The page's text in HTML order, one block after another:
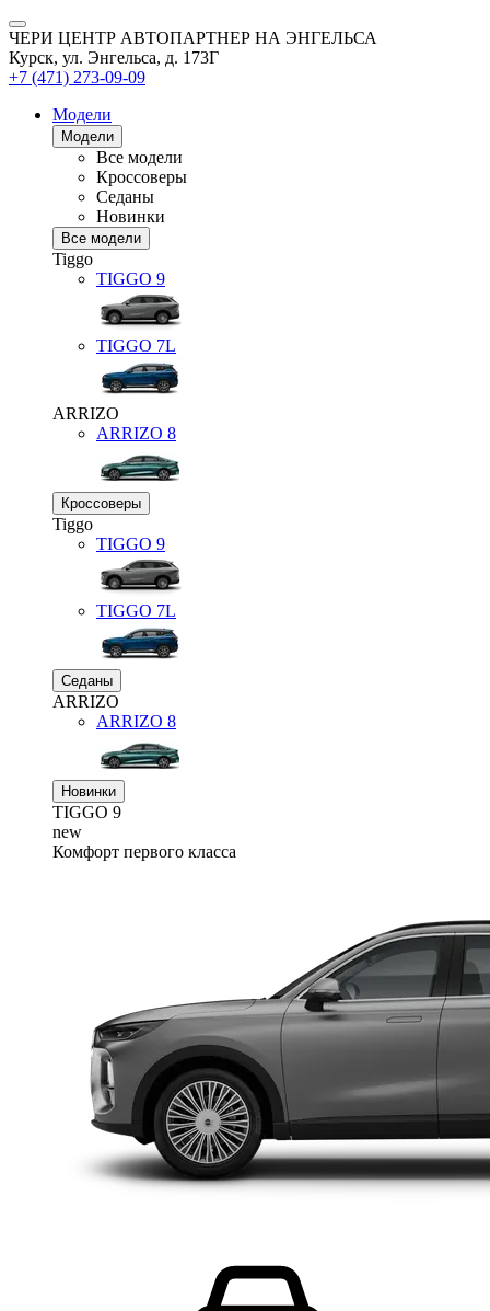
ЧЕРИ ЦЕНТР АВТОПАРТНЕР НА ЭНГЕЛЬСА
Курск, ул. Энгельса, д. 173Г
+7 (471) 273-09-09
Модели
Модели
Все модели
Кроссоверы
Седаны
Новинки
Все модели
Tiggo
TIGGO 9
TIGGO 7L
ARRIZO
ARRIZO 8
Кроссоверы
Tiggo
TIGGO 9
TIGGO 7L
Седаны
ARRIZO
ARRIZO 8
Новинки
TIGGO 9
new
Комфорт первого класса